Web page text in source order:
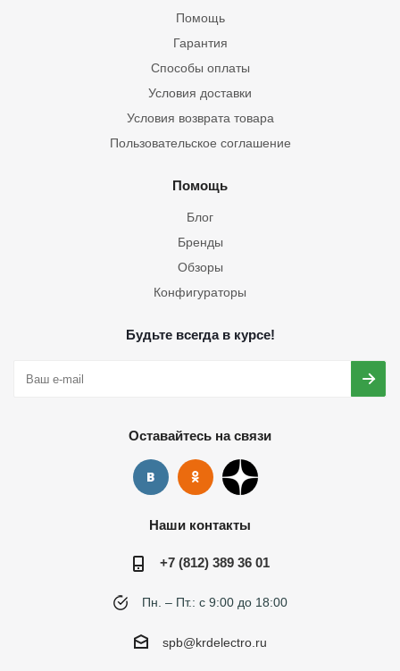
Помощь
Гарантия
Способы оплаты
Условия доставки
Условия возврата товара
Пользовательское соглашение
Помощь
Блог
Бренды
Обзоры
Конфигураторы
Будьте всегда в курсе!
Оставайтесь на связи
Наши контакты
+7 (812) 389 36 01
Пн. – Пт.: с 9:00 до 18:00
spb@krdelectro.ru